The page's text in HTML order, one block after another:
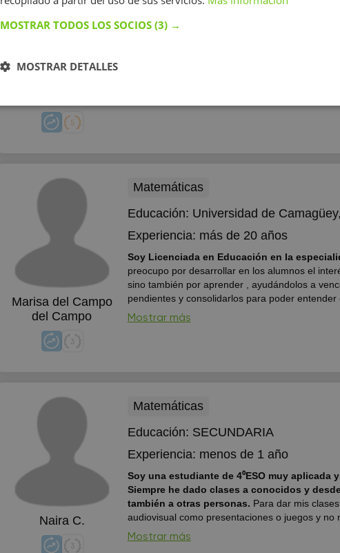
En una primera clase de prueba
aprendizaje del alumno para posteriormente
el alumno mejore sus rendimientos a la hora
esfuerzos para mejorar sus...
Marisa del Campo
del Campo
Matemáticas
Educación: Universidad de
Experiencia: más de 20 años
Soy Licenciada en Educación en la
preocupo por desarrollar en los alumnos el
sino también por aprender , ayudándolos a
pendientes y consolidarlos para poder
nuevos contenidos de la propia asignatura y en
Mostrar más
Naira C.
Matemáticas
Educación: SECUNDARIA
Experiencia: menos de 1 año
Soy una estudiante de 4⁰ESO muy aplicada
Siempre he dado clases a conocidos y
también a otras personas. Para dar mis
audiovisual como presentaciones o juegos y no
tiempo con los peques para que entiendan todo
persona muy constante y trabajadora y
Mostrar más
MOSTRAR TODOS LOS SOCIOS (3) →
MOSTRAR DETALLES